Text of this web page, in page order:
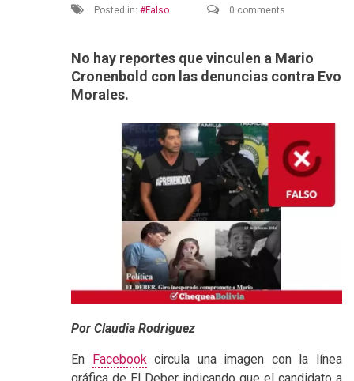
Posted in:
Falso 0 comments
No hay reportes que vinculen a Mario
Cronenbold con las denuncias contra Evo
Morales.
Por Claudia Rodriguez
En Facebookcircula una imagen con la línea